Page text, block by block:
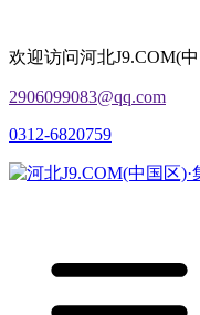
欢迎访问河北J9.COM(
2906099083@qq.com
0312-6820759